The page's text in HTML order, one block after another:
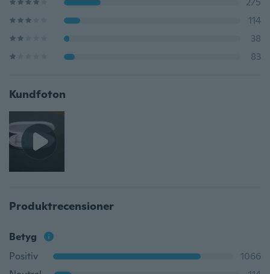
114
38
83
Kundfoton
Produktrecensioner
Betyg
Positiv
1066